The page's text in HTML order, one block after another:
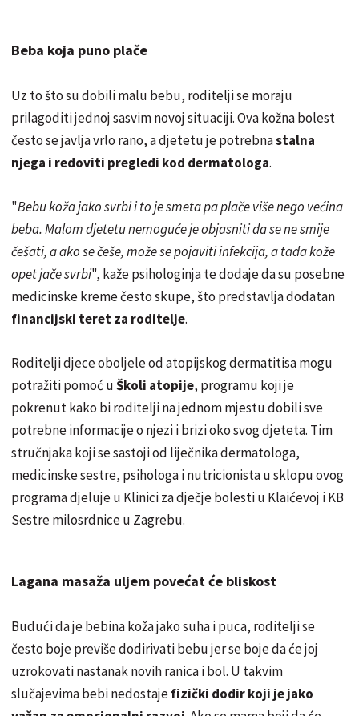
Beba koja puno plače
Uz to što su dobili malu bebu, roditelji se moraju
prilagoditi jednoj sasvim novoj situaciji. Ova kožna bolest
često se javlja vrlo rano, a djetetu je potrebnastalna
njega i redoviti pregledi kod dermatologa.
"Bebu koža jako svrbi i to je smeta pa plače više nego većina
beba. Malom djetetu nemoguće je objasniti da se ne smije
češati, a ako se češe, može se pojaviti infekcija, a tada kože
opet jače svrbi", kaže psihologinja te dodaje da su posebne
medicinske kreme često skupe, što predstavlja dodatan
financijski teret za roditelje.
Roditelji djece oboljele od atopijskog dermatitisa mogu
potražiti pomoć uŠkoli atopije, programu koji je
pokrenut kako bi roditelji na jednom mjestu dobili sve
potrebne informacije o njezi i brizi oko svog djeteta. Tim
stručnjaka koji se sastoji od liječnika dermatologa,
medicinske sestre, psihologa i nutricionista u sklopu ovog
programa djeluje u Klinici za dječje bolesti u Klaićevoj i KB
Sestre milosrdnice u Zagrebu.
Lagana masaža uljem povećat će bliskost
Budući da je bebina koža jako suha i puca, roditelji se
često boje previše dodirivati bebu jer se boje da će joj
uzrokovati nastanak novih ranica i bol. U takvim
slučajevima bebi nedostajefizički dodir koji je jako